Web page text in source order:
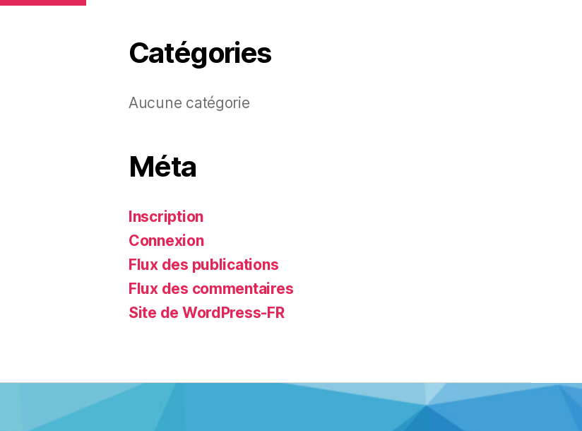
Catégories
Aucune catégorie
Méta
Inscription
Connexion
Flux des publications
Flux des commentaires
Site de WordPress-FR